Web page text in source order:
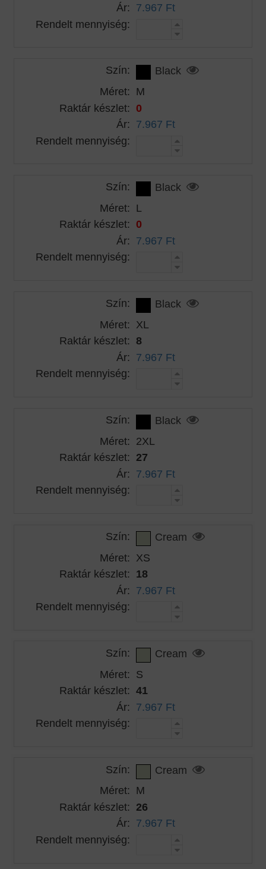
Ár: 7.967 Ft
Rendelt mennyiség:
Szín:
Black
Méret: M
Raktár készlet: 0
Ár: 7.967 Ft
Rendelt mennyiség:
Szín:
Black
Méret: L
Raktár készlet: 0
Ár: 7.967 Ft
Rendelt mennyiség:
Szín:
Black
Méret: XL
Raktár készlet: 8
Ár: 7.967 Ft
Rendelt mennyiség:
Szín:
Black
Méret: 2XL
Raktár készlet: 27
Ár: 7.967 Ft
Rendelt mennyiség:
Szín:
Cream
Méret: XS
Raktár készlet: 18
Ár: 7.967 Ft
Rendelt mennyiség:
Szín:
Cream
Méret: S
Raktár készlet: 41
Ár: 7.967 Ft
Rendelt mennyiség:
Szín:
Cream
Méret: M
Raktár készlet: 26
Ár: 7.967 Ft
Rendelt mennyiség: